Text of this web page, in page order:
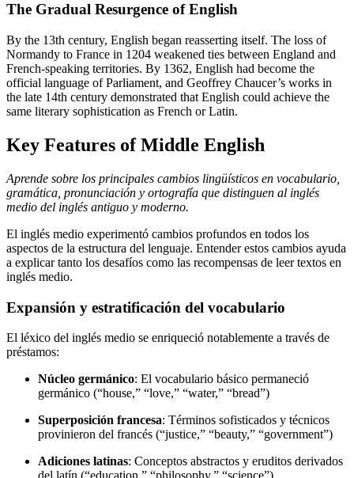
The Gradual Resurgence of English
By the 13th century, English began reasserting itself. The loss of
Normandy to France in 1204 weakened ties between England and
French-speaking territories. By 1362, English had become the
official language of Parliament, and Geoffrey Chaucer’s works in
the late 14th century demonstrated that English could achieve the
same literary sophistication as French or Latin.
Key Features of Middle English
Aprende sobre los principales cambios lingüísticos en vocabulario,
gramática, pronunciación y ortografía que distinguen al inglés
medio del inglés antiguo y moderno.
El inglés medio experimentó cambios profundos en todos los
aspectos de la estructura del lenguaje. Entender estos cambios ayuda
a explicar tanto los desafíos como las recompensas de leer textos en
inglés medio.
Expansión y estratificación del vocabulario
El léxico del inglés medio se enriqueció notablemente a través de
préstamos:
Núcleo germánico: El vocabulario básico permaneció
germánico (“house,” “love,” “water,” “bread”)
Superposición francesa: Términos sofisticados y técnicos
provinieron del francés (“justice,” “beauty,” “government”)
Adiciones latinas: Conceptos abstractos y eruditos derivados